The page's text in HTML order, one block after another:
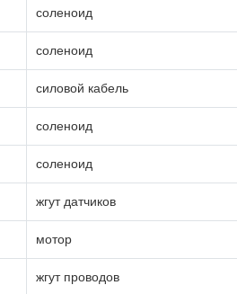
соленоид
соленоид
силовой кабель
соленоид
соленоид
жгут датчиков
мотор
жгут проводов